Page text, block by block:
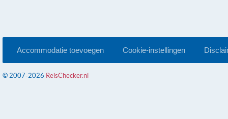
Accommodatie toevoegen Cookie-instellingen
© 2007-2026 ReisChecker.nl